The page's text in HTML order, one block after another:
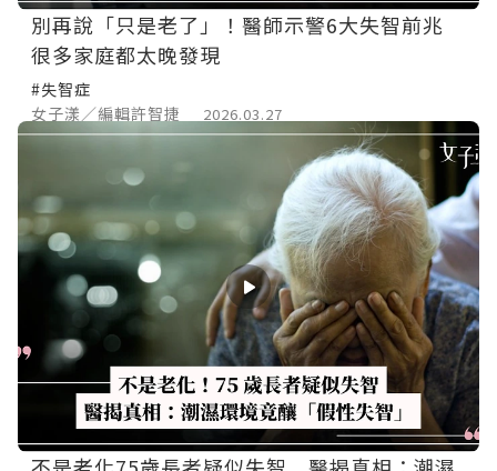
別再說「只是老了」！醫師示警6大失智前兆
很多家庭都太晚發現
#失智症
女子漾／編輯許智捷
2026.03.27